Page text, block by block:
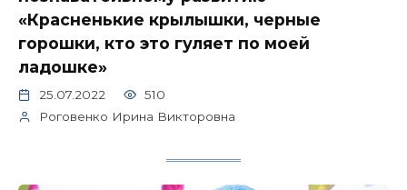
«Красненькие крылышки, черные
горошки, кто это гуляет по моей
ладошке»
25.07.2022
510
Роговенко Ирина Викторовна